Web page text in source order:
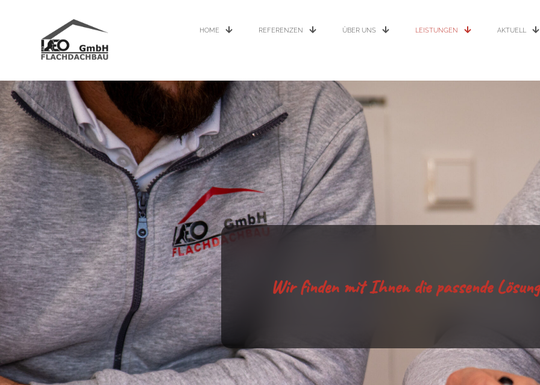
HOME REFERENZEN ÜBER UNS LEISTUNGEN AKTUELL
Wir finden mit Ihnen die passende Lösung